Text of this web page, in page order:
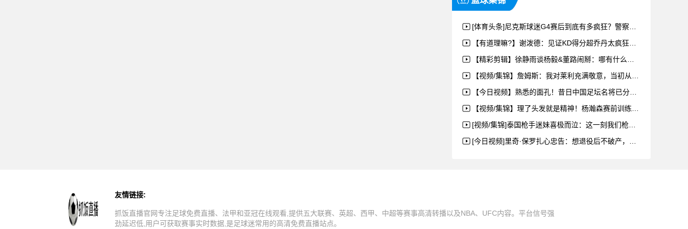
[体育头条]尼克斯球迷G4赛后到底有多疯狂？警察不得不动用催泪弹制止！
【有道理嘛?】谢泼德：见证KD得分超乔丹太疯狂了！乔丹可是史上最佳！
【精彩剪辑】徐静雨谈杨毅&董路闹掰：哪有什么阴阳，各自表达看法而已，做个节目怎么
【视频/集锦】詹姆斯：我对莱利充满敬意，当初从没说过只在热火待4年，离开是顺其自
【今日视频】熟悉的面孔！昔日中国足坛名将已分别成为大连鲲城和定南赣联主帅
【视频/集锦】理了头发就是精神！杨瀚森赛前训练中秀起了暴扣
[视频/集锦]泰国枪手迷妹喜极而泣：这一刻我们枪迷真的等了太久太久了
[今日视频]里奇·保罗扎心忠告：想退役后不破产，赶紧学让钱生钱！
友情链接:
抓饭直播官网专注足球免费直播、法甲和亚冠在线观看,提供五大联赛、英超、西甲、中超等赛事高清转播以及NBA、UFC内容。平台信号强
劲延迟低,用户可获取赛事实时数据,是足球迷常用的高清免费直播站点。